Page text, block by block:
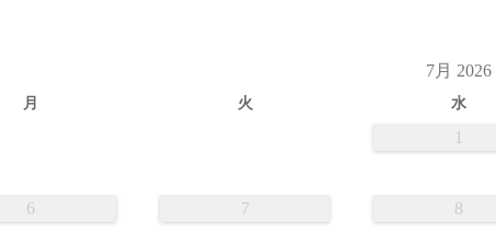
7月 2026
月 火 水
1
6 7 8